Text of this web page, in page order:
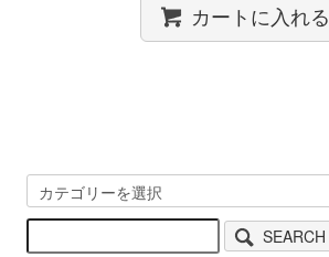
カートに入れる
SEARCH